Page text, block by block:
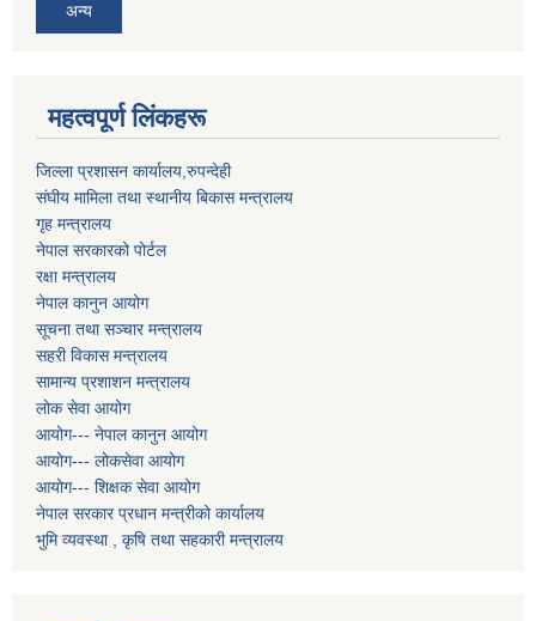
अन्य
महत्वपूर्ण लिंकहरू
जिल्ला प्रशासन कार्यालय,रुपन्देही
संघीय मामिला तथा स्थानीय बिकास मन्त्रालय
गृह मन्त्रालय
नेपाल सरकारको पोर्टल
रक्षा मन्त्रालय
नेपाल कानुन आयोग
सूचना तथा सञ्चार मन्त्रालय
सहरी विकास मन्त्रालय
सामान्य प्रशाशन मन्त्रालय
लोक सेवा आयोग
आयोग--- नेपाल कानुन आयोग
आयोग--- लोकसेवा आयोग
आयोग--- शिक्षक सेवा आयोग
नेपाल सरकार प्रधान मन्त्रीको कार्यालय
भुमि व्यवस्था , कृषि तथा सहकारी मन्त्रालय